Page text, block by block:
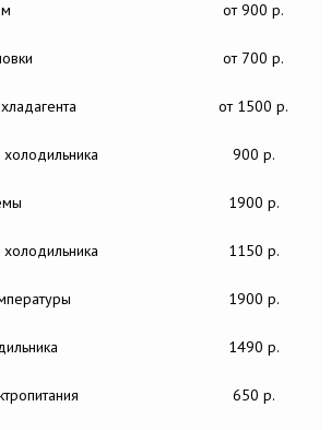
от 900 р.
от 700 р.
от 1500 р.
900 р.
1900 р.
1150 р.
1900 р.
1490 р.
650 р.